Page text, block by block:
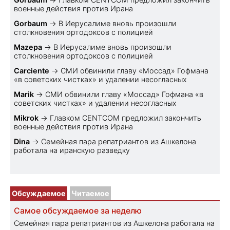
военные действия против Ирана
Gorbaum → В Иерусалиме вновь произошли
столкновения ортодоксов с полицией
Mazepa → В Иерусалиме вновь произошли
столкновения ортодоксов с полицией
Carciente → СМИ обвинили главу «Моссад» Гофмана
«в советских чистках» и удалении несогласных
Marik → СМИ обвинили главу «Моссад» Гофмана «в
советских чистках» и удалении несогласных
Mikrok → Главком CENTCOM предложил закончить
военные действия против Ирана
Dina → Семейная пара репатриантов из Ашкелона
работала на иранскую разведку
Обсуждаемое Читаемое
Самое обсуждаемое за неделю
Семейная пара репатриантов из Ашкелона работала на